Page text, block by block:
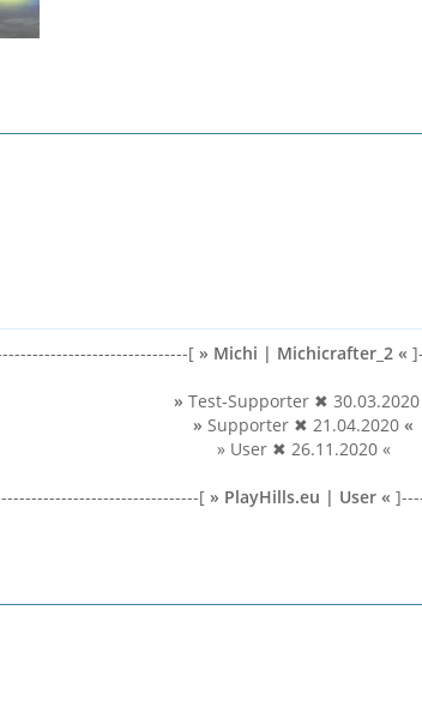
[ » Michi | Michicrafter_2 «
» Test-Supporter ✖
» Supporter ✖ 21.04.2020 «
» User ✖ 26.11.2020 «
[ » PlayHills.eu | User «